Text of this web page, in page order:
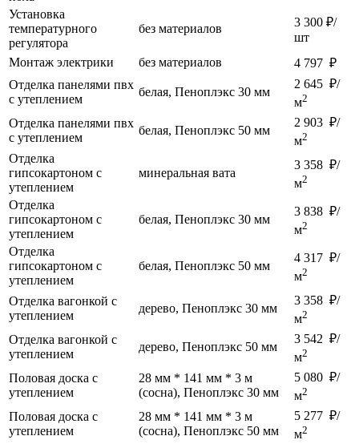
Установка
температурного
регулятора
без материалов
3 300 ₽/
шт
Монтаж электрики
без материалов
4 797 ₽
Отделка панелями пвх
с утеплением
белая, Пеноплэкс 30 мм
2 645 ₽/
м2
Отделка панелями пвх
с утеплением
белая, Пеноплэкс 50 мм
2 903 ₽/
м2
Отделка
гипсокартоном с
утеплением
минеральная вата
3 358 ₽/
м2
Отделка
гипсокартоном с
утеплением
белая, Пеноплэкс 30 мм
3 838 ₽/
м2
Отделка
гипсокартоном с
утеплением
белая, Пеноплэкс 50 мм
4 317 ₽/
м2
Отделка вагонкой с
утеплением
дерево, Пеноплэкс 30 мм
3 358 ₽/
м2
Отделка вагонкой с
утеплением
дерево, Пеноплэкс 50 мм
3 542 ₽/
м2
Половая доска с
утеплением
28 мм * 141 мм * 3 м
(сосна), Пеноплэкс 30 мм
5 080 ₽/
м2
Половая доска с
утеплением
28 мм * 141 мм * 3 м
(сосна), Пеноплэкс 50 мм
5 277 ₽/
м2